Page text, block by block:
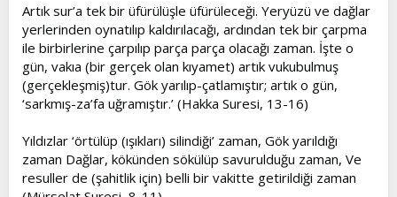
Artık sur’a tek bir üfürülüşle üfürüleceği. Yeryüzü ve dağlar
yerlerinden oynatılıp kaldırılacağı, ardından tek bir çarpma
ile birbirlerine çarpılıp parça parça olacağı zaman. İşte o
gün, vakıa (bir gerçek olan kıyamet) artık vukubulmuş
(gerçekleşmiş)tur. Gök yarılıp-çatlamıştır; artık o gün,
‘sarkmış-za’fa uğramıştır.’ (Hakka Suresi, 13-16)
Yıldızlar ‘örtülüp (ışıkları) silindiği’ zaman, Gök yarıldığı
zaman Dağlar, kökünden sökülüp savurulduğu zaman, Ve
resuller de (şahitlik için) belli bir vakitte getirildiği zaman